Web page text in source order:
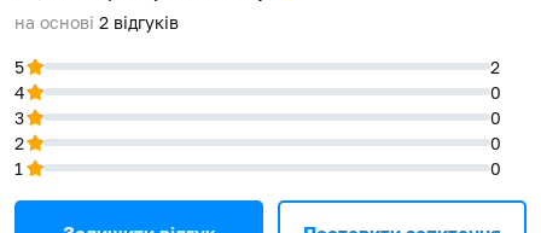
Гарантія, місяців
Гарантійний талон,
Зворотний клапан,
Пластмасовий перехідник
патрубка з Ø150 мм на Ø120
E15100 та виведіть повітропровід в простір кухні.
Компанія ELEYUS впевнена в якості та надійності вбудованої
кухонної техніки, тому надає 5 років повної гарантії виробника
та забезпечує широку і доступну мережу сервісних центрів у
кожному регіоні України.
на основі 2 відгуків
5
2
4
0
3
0
2
0
1
0